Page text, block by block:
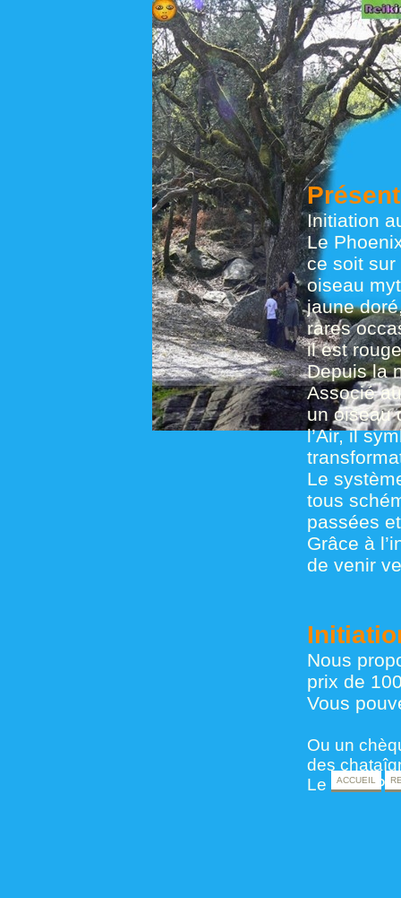
ACCUEIL
Initiation
Le
ce soit sur
oiseau
jaune
rares
il est
Depuis la
Associé
un oiseau
l’Air, il
Le
tous
passées
Grâce à
de venir
Nous
prix de
Vous
Ou un
des
Le Reiki